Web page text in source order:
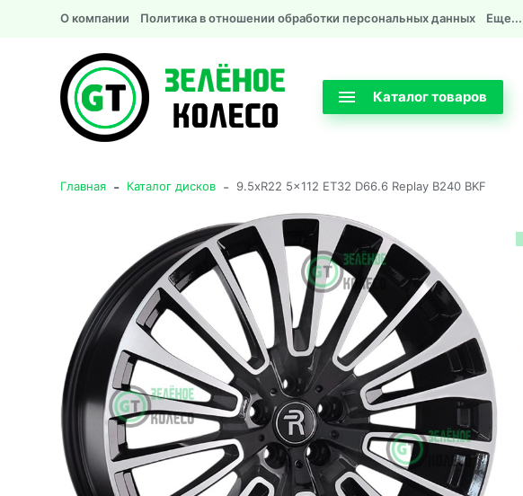
О компании Политика в отношении обработки персональных данных Еще...
Каталог товаров
Главная - Каталог дисков - 9.5xR22 5x112 ET32 D66.6 Replay B240 BKF